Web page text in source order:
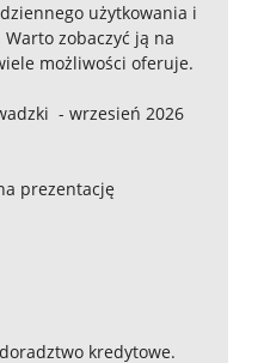
użytkowania i
zobaczyć ją na
możliwości oferuje.
- wrzesień 2026
prezentację
kredytowe.